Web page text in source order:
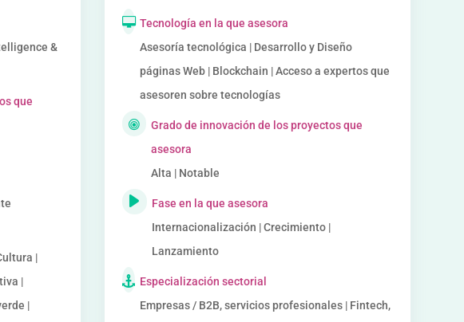
&
que
|
|
|
Tecnología en la que asesora
Asesoría tecnológica | Desarrollo y Diseño
páginas Web | Blockchain | Acceso a expertos que
asesoren sobre tecnologías
Grado de innovación de los proyectos que
asesora
Alta | Notable
Fase en la que asesora
Internacionalización | Crecimiento |
Lanzamiento
Especialización sectorial
Empresas / B2B, servicios profesionales | Fintech,